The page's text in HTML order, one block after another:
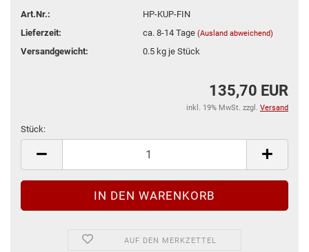
Art.Nr.:
HP-KUP-FIN
Lieferzeit:
ca. 8-14 Tage (Ausland abweichend)
Versandgewicht: 0.5kg je Stück
135,70 EUR
inkl. 19% MwSt. zzgl. Versand
Stück:
Stück
AUF DEN MERKZETTEL